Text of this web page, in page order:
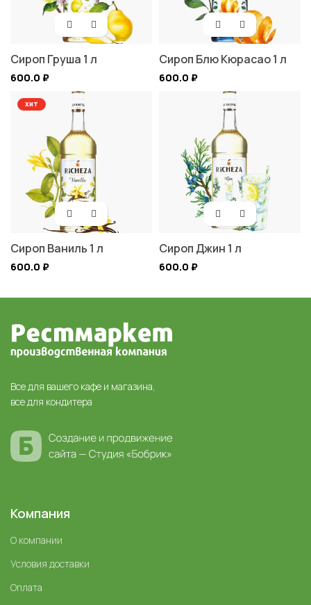
Сироп Груша 1 л
600.0 ₽
Сироп Блю Кюрасао 1 л
600.0 ₽
хит
Сироп Ваниль 1 л
600.0 ₽
Сироп Джин 1 л
600.0 ₽
Все для вашего кафе и магазина,
все для кондитера
Компания
О компании
Условия доставки
Оплата